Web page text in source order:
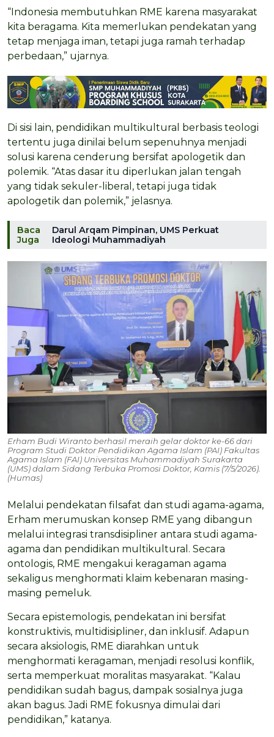
“Indonesia membutuhkan RME karena masyarakat
kita beragama. Kita memerlukan pendekatan yang
tetap menjaga iman, tetapi juga ramah terhadap
perbedaan,” ujarnya.
Di sisi lain, pendidikan multikultural berbasis teologi
tertentu juga dinilai belum sepenuhnya menjadi
solusi karena cenderung bersifat apologetik dan
polemik. “Atas dasar itu diperlukan jalan tengah
yang tidak sekuler-liberal, tetapi juga tidak
apologetik dan polemik,” jelasnya.
Baca
Juga
Darul Arqam Pimpinan, UMS Perkuat
Ideologi Muhammadiyah
Erham Budi Wiranto berhasil meraih gelar doktor ke-66 dari
Program Studi Doktor Pendidikan Agama Islam (PAI) Fakultas
Agama Islam (FAI) Universitas Muhammadiyah Surakarta
(UMS) dalam Sidang Terbuka Promosi Doktor, Kamis (7/5/2026).
(Humas)
Melalui pendekatan filsafat dan studi agama-agama,
Erham merumuskan konsep RME yang dibangun
melalui integrasi transdisipliner antara studi agama-
agama dan pendidikan multikultural. Secara
ontologis, RME mengakui keragaman agama
sekaligus menghormati klaim kebenaran masing-
masing pemeluk.
Secara epistemologis, pendekatan ini bersifat
konstruktivis, multidisipliner, dan inklusif. Adapun
secara aksiologis, RME diarahkan untuk
menghormati keragaman, menjadi resolusi konflik,
serta memperkuat moralitas masyarakat. “Kalau
pendidikan sudah bagus, dampak sosialnya juga
akan bagus. Jadi RME fokusnya dimulai dari
pendidikan,” katanya.